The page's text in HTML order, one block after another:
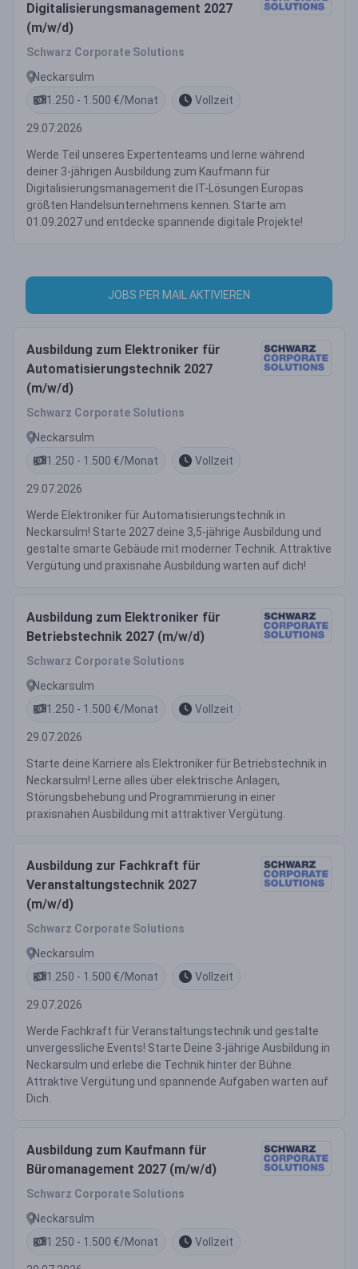
Digitalisierungsmanagement 2027
(m/w/d)
Schwarz Corporate Solutions
Neckarsulm
1.250 - 1.500 €/Monat
Vollzeit
29.07.2026
Werde Teil unseres Expertenteams und lerne während
deiner 3-jährigen Ausbildung zum Kaufmann für
Digitalisierungsmanagement die IT-Lösungen Europas
größten Handelsunternehmens kennen. Starte am
01.09.2027 und entdecke spannende digitale Projekte!
JOBS PER MAIL AKTIVIEREN
Ausbildung zum Elektroniker für
Automatisierungstechnik 2027
(m/w/d)
Schwarz Corporate Solutions
Neckarsulm
1.250 - 1.500 €/Monat
Vollzeit
29.07.2026
Werde Elektroniker für Automatisierungstechnik in
Neckarsulm! Starte 2027 deine 3,5-jährige Ausbildung und
gestalte smarte Gebäude mit moderner Technik. Attraktive
Vergütung und praxisnahe Ausbildung warten auf dich!
Ausbildung zum Elektroniker für
Betriebstechnik 2027 (m/w/d)
Schwarz Corporate Solutions
Neckarsulm
1.250 - 1.500 €/Monat
Vollzeit
29.07.2026
Starte deine Karriere als Elektroniker für Betriebstechnik in
Neckarsulm! Lerne alles über elektrische Anlagen,
Störungsbehebung und Programmierung in einer
praxisnahen Ausbildung mit attraktiver Vergütung.
Ausbildung zur Fachkraft für
Veranstaltungstechnik 2027
(m/w/d)
Schwarz Corporate Solutions
Neckarsulm
1.250 - 1.500 €/Monat
Vollzeit
29.07.2026
Werde Fachkraft für Veranstaltungstechnik und gestalte
unvergessliche Events! Starte Deine 3-jährige Ausbildung in
Neckarsulm und erlebe die Technik hinter der Bühne.
Attraktive Vergütung und spannende Aufgaben warten auf
Dich.
Ausbildung zum Kaufmann für
Büromanagement 2027 (m/w/d)
Schwarz Corporate Solutions
Neckarsulm
1.250 - 1.500 €/Monat
Vollzeit